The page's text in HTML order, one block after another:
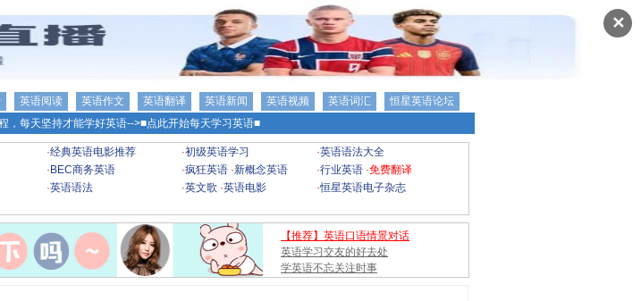
✕
英语阅读 英语作文 英语翻译 英语新闻 英语视频 英语词汇
恒星英语论坛
，每天坚持才能学好英语-->■点此开始每天学习英语■
·经典英语电影推荐 ·初级英语学习 ·英语语法大全
· BEC商务英语 ·疯狂英语 ·新概念英语 ·行业英语 ·免费翻译
·英语语法 ·英文歌 ·英语电影 ·恒星英语电子杂志
【推荐】英语口语情景对话
英语学习交友的好去处
学英语不忘关注时事